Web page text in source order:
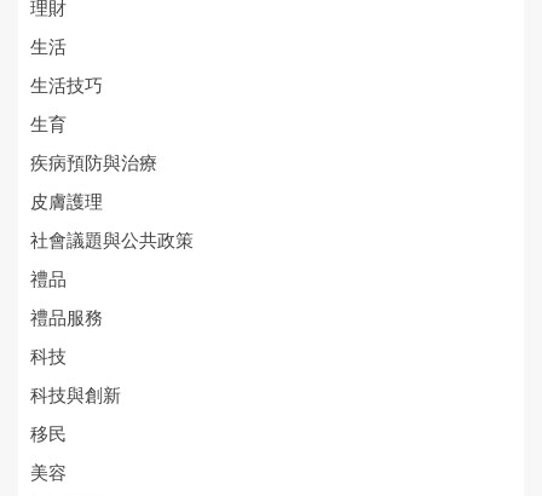
理財
生活
生活技巧
生育
疾病預防與治療
皮膚護理
社會議題與公共政策
禮品
禮品服務
科技
科技與創新
移民
美容